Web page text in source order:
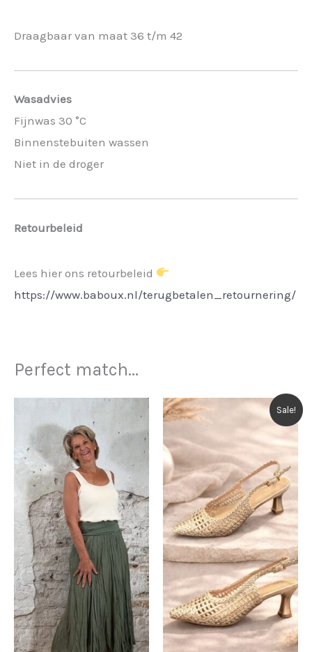
Draagbaar van maat 36 t/m 42
Wasadvies
Fijnwas 30 °C
Binnenstebuiten wassen
Niet in de droger
Retourbeleid
Lees hier ons retourbeleid
https://www.baboux.nl/terugbetalen_retournering/
Perfect match...
Sale!